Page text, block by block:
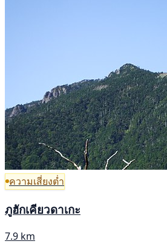
ความเสี่ยงต่ำ
ภูฮักเคียวดาเกะ
7.9 km